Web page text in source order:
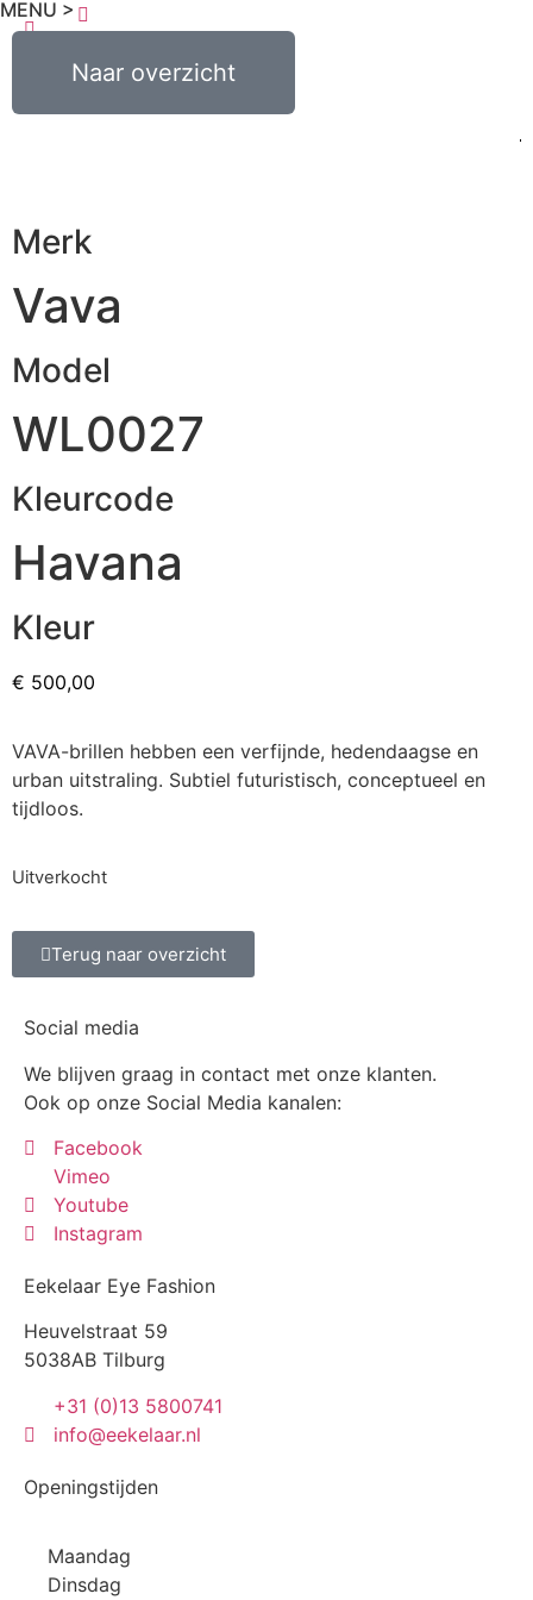
MENU >
Naar overzicht
0,00 0
Merk
Vava
Model
WL0027
Kleurcode
Havana
Kleur
€ 500,00
VAVA-brillen hebben een verfijnde, hedendaagse en
urban uitstraling. Subtiel futuristisch, conceptueel en
tijdloos.
Uitverkocht
Terug naar overzicht
Social media
We blijven graag in contact met onze klanten.
Ook op onze Social Media kanalen:
Facebook
Vimeo
Youtube
Instagram
Eekelaar Eye Fashion
Heuvelstraat 59
5038AB Tilburg
+31 (0)13 5800741
info@eekelaar.nl
Openingstijden
Maandag
Dinsdag